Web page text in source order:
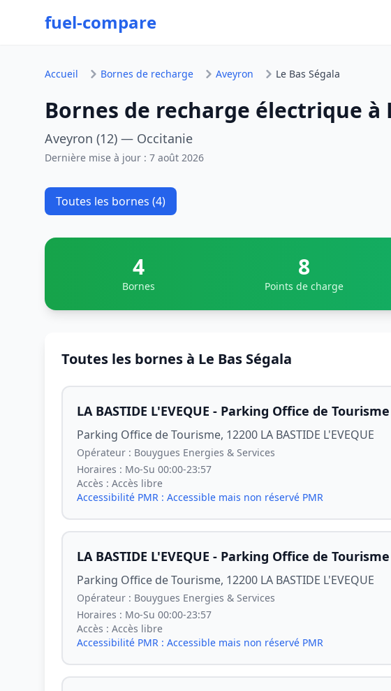
fuel-compare
Accueil Bornes de recharge Aveyron Le Bas Ségala
Bornes de recharge électrique à
Aveyron (12) — Occitanie
Dernière mise à jour : 7 août 2026
Toutes les bornes (4)
4
Bornes
8
Points de charge
Toutes les bornes à Le Bas Ségala
LA BASTIDE L'EVEQUE - Parking Office de Tourisme
Parking Office de Tourisme, 12200 LA BASTIDE L'EVEQUE
Opérateur : Bouygues Energies & Services
Horaires : Mo-Su 00:00-23:57
Accès : Accès libre
Accessibilité PMR : Accessible mais non réservé PMR
LA BASTIDE L'EVEQUE - Parking Office de Tourisme
Parking Office de Tourisme, 12200 LA BASTIDE L'EVEQUE
Opérateur : Bouygues Energies & Services
Horaires : Mo-Su 00:00-23:57
Accès : Accès libre
Accessibilité PMR : Accessible mais non réservé PMR